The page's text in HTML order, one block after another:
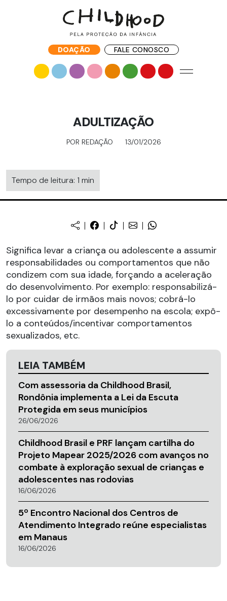
DOAÇÃO FALE CONOSCO
ADULTIZAÇÃO
POR REDAÇÃO 13/01/2026
Tempo de leitura: 1 min
Significa levar a criança ou adolescente a assumir
responsabilidades ou comportamentos que não
condizem com sua idade, forçando a aceleração
do desenvolvimento. Por exemplo: responsabilizá-
lo por cuidar de irmãos mais novos; cobrá-lo
excessivamente por desempenho na escola; expô-
lo a conteúdos/incentivar comportamentos
sexualizados, etc.
LEIA TAMBÉM
Com assessoria da Childhood Brasil,
Rondônia implementa a Lei da Escuta
Protegida em seus municípios
26/06/2026
Childhood Brasil e PRF lançam cartilha do
Projeto Mapear 2025/2026 com avanços no
combate à exploração sexual de crianças e
adolescentes nas rodovias
16/06/2026
5º Encontro Nacional dos Centros de
Atendimento Integrado reúne especialistas
em Manaus
16/06/2026